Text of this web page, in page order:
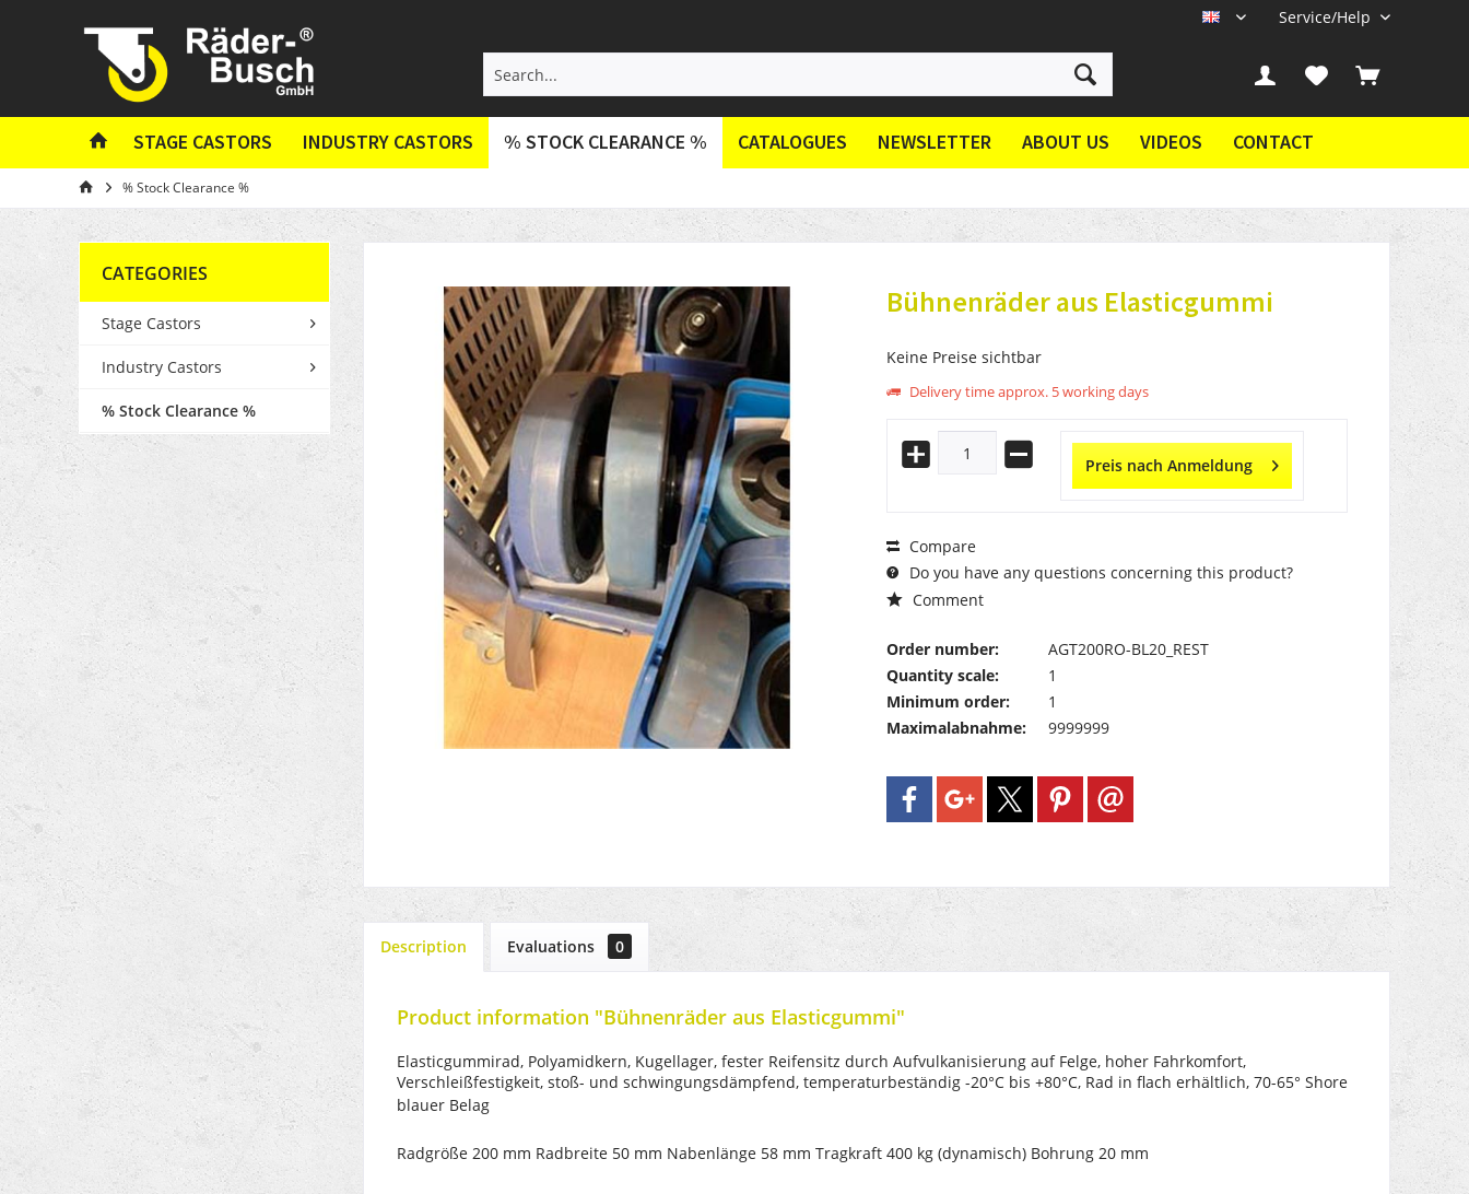
EN Service/Help
STAGE CASTORS INDUSTRY CASTORS % STOCK CLEARANCE % CATALOGUES NEWSLETTER ABOUT US VIDEOS CONTACT
% Stock Clearance %
CATEGORIES
Stage Castors
Industry Castors
% Stock Clearance %
Bühnenräder aus Elasticgummi
Keine Preise sichtbar
Delivery time approx. 5 working days
Preis nach Anmeldung
Compare
Do you have any questions concerning this product?
Comment
Order number:
AGT200RO-BL20_REST
Quantity scale:
1
Minimum order:
1
Maximalabnahme:
9999999
Description Evaluations 0
Product information "Bühnenräder aus Elasticgummi"
Elasticgummirad, Polyamidkern, Kugellager, fester Reifensitz durch Aufvulkanisierung auf Felge, hoher Fahrkomfort,
Verschleißfestigkeit, stoß- und schwingungsdämpfend, temperaturbeständig -20°C bis +80°C, Rad in flach erhältlich, 70-65° Shore
blauer Belag
Radgröße 200 mm Radbreite 50 mm Nabenlänge 58 mm Tragkraft 400 kg (dynamisch) Bohrung 20 mm